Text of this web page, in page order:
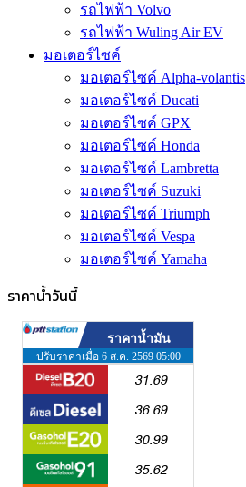
รถไฟฟ้า Volvo
รถไฟฟ้า Wuling Air EV
มอเตอร์ไซค์
มอเตอร์ไซค์ Alpha-volantis
มอเตอร์ไซค์ Ducati
มอเตอร์ไซค์ GPX
มอเตอร์ไซค์ Honda
มอเตอร์ไซค์ Lambretta
มอเตอร์ไซค์ Suzuki
มอเตอร์ไซค์ Triumph
มอเตอร์ไซค์ Vespa
มอเตอร์ไซค์ Yamaha
ราคาน้ำวันนี้